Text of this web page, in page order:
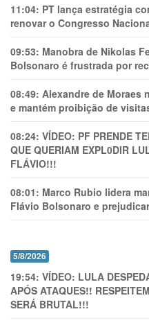
11:04: PT lança estratégia
renovar o Congresso
09:53: Manobra de Nikolas
Bolsonaro é frustrada por
08:49: Alexandre de Moraes
e mantém proibição de
08:24: VÍDEO: PF PRENDE
QUE QUERIAM EXPL0DlR
FLÁVIO!!!
08:01: Marco Rubio lidera
Flávio Bolsonaro e
5/8/2026
19:54: VÍDEO: LULA
APÓS ATAQUES!!
SERÁ BRUTAL!!!